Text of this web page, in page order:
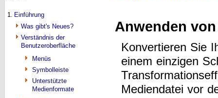
1. Einführung
Was gibt's Neues?
Verständnis der
Benutzeroberfläche
Menüs
Symbolleiste
Unterstützte
Medienformate
Anwenden
Konvertieren Sie
einem einzigen
Mediendatei vor